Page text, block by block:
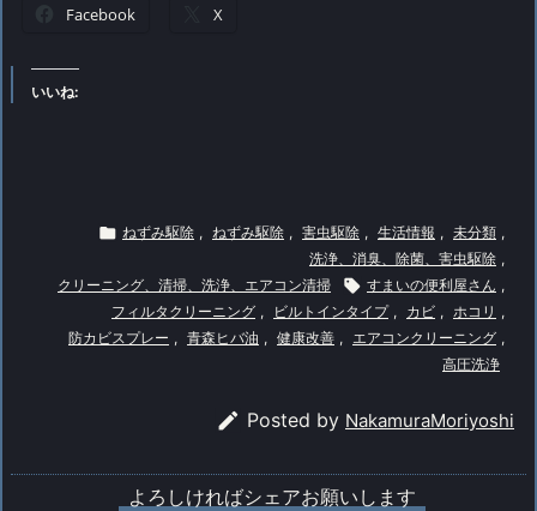
Facebook X
いいね:
 ねずみ駆除 , ねずみ駆除 , 害虫駆除 , 生活情報 , 未分類 ,
洗浄、消臭、除菌、害虫駆除 ,
クリーニング、清掃、洗浄、エアコン清掃
 すまいの便利屋さん ,
フィルタクリーニング , ビルトインタイプ , カビ , ホコリ ,
防カビスプレー , 青森ヒバ油 , 健康改善 , エアコンクリーニング ,
高圧洗浄
 Posted by NakamuraMoriyoshi
よろしければシェアお願いします